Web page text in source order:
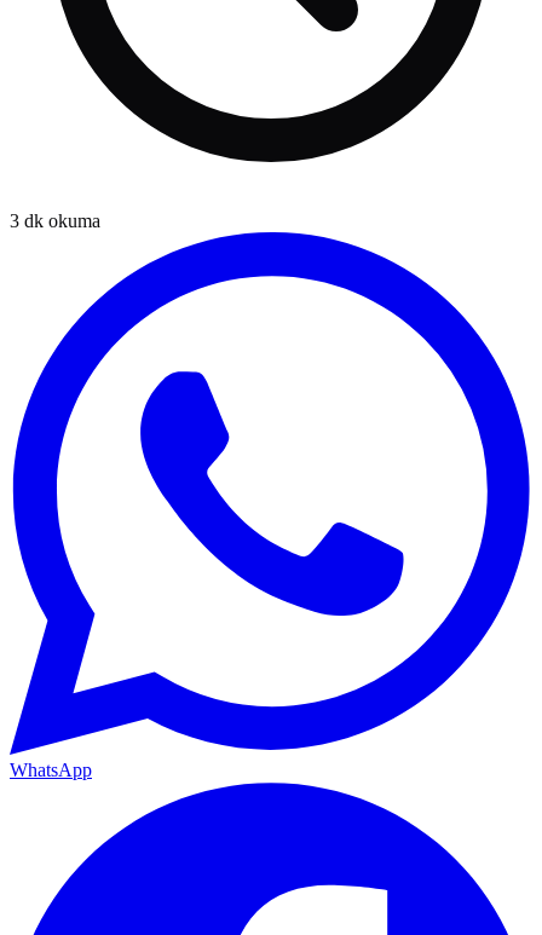
3 dk okuma
WhatsApp